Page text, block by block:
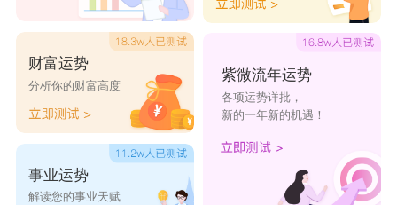
处女男：
1 你必须听我的!
2 你可不可以不要这么固执。
3 白衬衫手洗就好了，不要这么讲究!
4 你到底行不行啊!
5 什么都不会要你干嘛!
财富运势
分析你的财富高度
事业运势
解读您的事业天赋
紫微流年运势
各项运势详批，
新的一年新的机遇！